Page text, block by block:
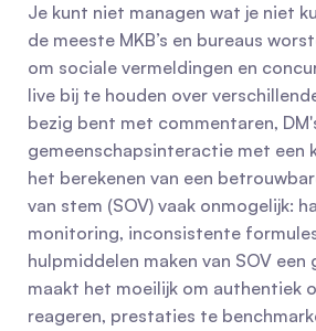
Je kunt niet managen wat je niet
de meeste MKB’s en bureaus
om sociale vermeldingen en
live bij te houden over
bezig bent met commentaren,
gemeenschapsinteractie met een
het berekenen van een
van stem (SOV) vaak onmogelijk:
monitoring, inconsistente
hulpmiddelen maken van SOV een
maakt het moeilijk om authentiek
reageren, prestaties te